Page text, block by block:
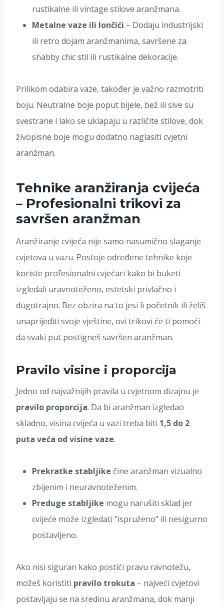
rustikalne ili vintage stilove aranžmana.
Metalne vaze ili lončići – Dodaju industrijski
ili retro dojam aranžmanima, savršene za
shabby chic stil ili rustikalne dekoracije.
Prilikom odabira vaze, također je važno razmotriti
boju. Neutralne boje poput bijele, bež ili sive su
svestrane i lako se uklapaju u različite stilove, dok
živopisne boje mogu dodatno naglasiti cvjetni
aranžman.
Tehnike aranžiranja cvijeća
– Profesionalni trikovi za
savršen aranžman
Aranžiranje cvijeća nije samo nasumično slaganje
cvjetova u vazu. Postoje određene tehnike koje
koriste profesionalni cvjećari kako bi buketi
izgledali uravnoteženo, estetski privlačno i
dugotrajno. Bez obzira na to jesi li početnik ili želiš
unaprijediti svoje vještine, ovi trikovi će ti pomoći
da svaki put postigneš savršen aranžman.
Pravilo visine i proporcija
Jedno od najvažnijih pravila u cvjetnom dizajnu je
pravilo proporcija. Da bi aranžman izgledao
skladno, visina cvijeća u vazi treba biti 1,5 do 2
puta veća od visine vaze.
Prekratke stabljike čine aranžman vizualno
zbijenim i neuravnoteženim.
Preduge stabljike mogu narušiti sklad jer
cvijeće može izgledati “ispruženo” ili nesigurno
postavljeno.
Ako nisi siguran kako postići pravu ravnotežu,
možeš koristiti pravilo trokuta – najveći cvjetovi
postavljaju se na sredinu aranžmana, dok manji